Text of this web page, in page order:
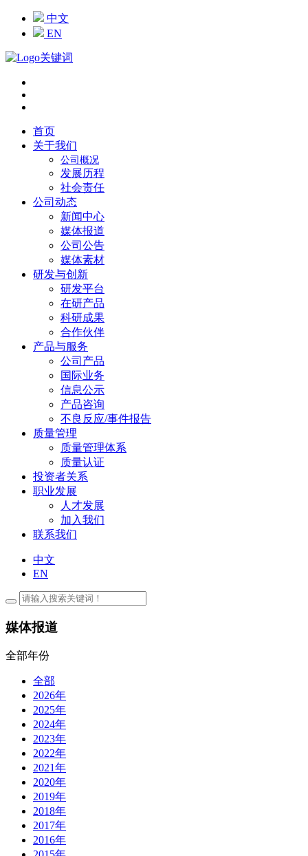
中文
EN
首页
关于我们
公司概况
发展历程
社会责任
公司动态
新闻中心
媒体报道
公司公告
媒体素材
研发与创新
研发平台
在研产品
科研成果
合作伙伴
产品与服务
公司产品
国际业务
信息公示
产品咨询
不良反应/事件报告
质量管理
质量管理体系
质量认证
投资者关系
职业发展
人才发展
加入我们
联系我们
中文
EN
媒体报道
全部年份
全部
2026年
2025年
2024年
2023年
2022年
2021年
2020年
2019年
2018年
2017年
2016年